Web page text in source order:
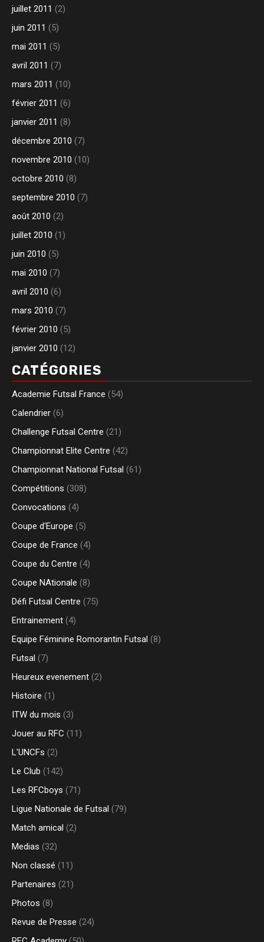
juillet 2011 (2)
juin 2011 (5)
mai 2011 (5)
avril 2011 (7)
mars 2011 (10)
février 2011 (6)
janvier 2011 (8)
décembre 2010 (7)
novembre 2010 (10)
octobre 2010 (8)
septembre 2010 (7)
août 2010 (2)
juillet 2010 (1)
juin 2010 (5)
mai 2010 (7)
avril 2010 (6)
mars 2010 (7)
février 2010 (5)
janvier 2010 (12)
CATÉGORIES
Academie Futsal France (54)
Calendrier (6)
Challenge Futsal Centre (21)
Championnat Elite Centre (42)
Championnat National Futsal (61)
Compétitions (308)
Convocations (4)
Coupe d'Europe (5)
Coupe de France (4)
Coupe du Centre (4)
Coupe NAtionale (8)
Défi Futsal Centre (75)
Entrainement (4)
Equipe Féminine Romorantin Futsal (8)
Futsal (7)
Heureux evenement (2)
Histoire (1)
ITW du mois (3)
Jouer au RFC (11)
L'UNCFs (2)
Le Club (142)
Les RFCboys (71)
Ligue Nationale de Futsal (79)
Match amical (2)
Medias (32)
Non classé (11)
Partenaires (21)
Photos (8)
Revue de Presse (24)